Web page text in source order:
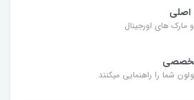
اصلی
های اورجینال
شما را راهنمایی میکنند